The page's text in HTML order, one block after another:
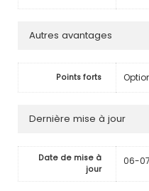
Autres avantages
Points forts
Dernière mise à jour
Date de mise à
jour
06-